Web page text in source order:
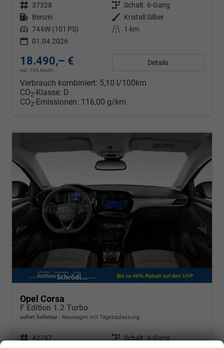
Fahrzeugnr. 37328 Getriebe Schalt. 6-Gang
Kraftstoff Benzin Außenfarbe Kristall Silber
Leistung 74 kW (101 PS) Kilometerstand
1 km
01.04.2026
18.490,– €
inkl. 19% MwSt.
Details
Verbrauch kombiniert: 5,10 l/100km
CO2-Klasse: D
CO2-Emissionen: 116,00 g/km
Opel Corsa
F Edition 1.2 Turbo
sofort lieferbar Neuwagen mit Tageszulassung
Fahrzeugnr. 42797 Getriebe Schalt. 6-Gang